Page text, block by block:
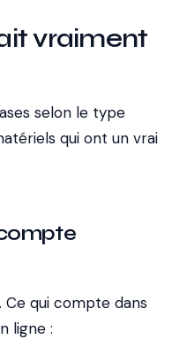
vraiment
selon le type
qui ont un vrai
Ce qui compte dans
ligne :